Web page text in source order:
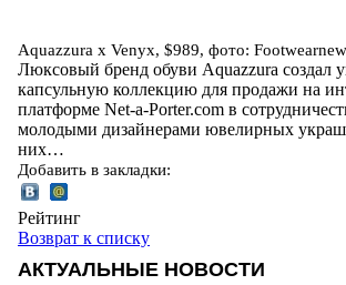
Aquazzura х Venyx, $989, фото:
Люксовый бренд обуви Aquazzura создал
капсульную коллекцию для продажи на
платформе Net-a-Porter.com в
молодыми дизайнерами ювелирных
них…
Добавить в закладки:
Рейтинг
Возврат к списку
АКТУАЛЬНЫЕ НОВОСТИ